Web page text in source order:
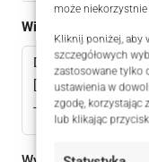
może
Kliknij poniżej, aby
szczegółowych
zastosowane tylko
ustawienia w
zgodę, korzystając
lub klikając
Wiadomomść